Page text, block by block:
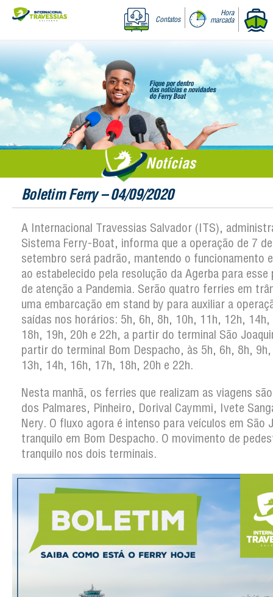
Contatos
Hora
marcada
Notícias
Boletim Ferry – 04/09/2020
A Internacional Travessias Salvador (ITS),
Sistema Ferry-Boat, informa que a operação de 7 de
setembro será padrão, mantendo o funcionamento
ao estabelecido pela resolução da Agerba para esse
de atenção a Pandemia. Serão quatro ferries em
uma embarcação em stand by para auxiliar a
saídas nos horários: 5h, 6h, 8h, 10h, 11h, 12h,
18h, 19h, 20h e 22h, a partir do terminal São
partir do terminal Bom Despacho, às 5h, 6h, 8h,
13h, 14h, 16h, 17h, 18h, 20h e 22h.
Nesta manhã, os ferries que realizam as viagens
dos Palmares, Pinheiro, Dorival Caymmi, Ivete
Nery. O fluxo agora é intenso para veículos em São
tranquilo em Bom Despacho. O movimento de
tranquilo nos dois terminais.